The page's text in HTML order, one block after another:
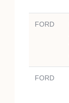
FORD
FORD